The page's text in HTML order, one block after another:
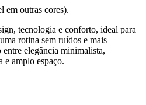
em outras cores).
tecnologia e conforto, ideal para
rotina sem ruídos e mais
elegância minimalista,
e amplo espaço.